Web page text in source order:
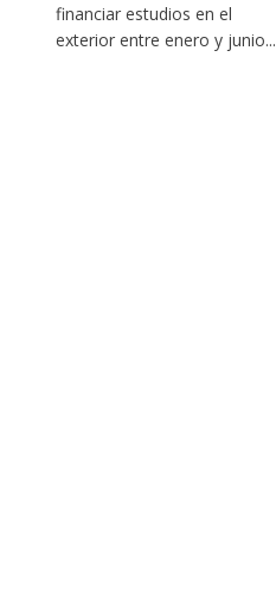
financiar estudios en el
exterior entre enero y junio...